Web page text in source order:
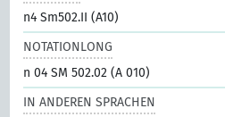
n4 Sm502.II (A10)
NOTATIONLONG
n 04 SM 502.02 (A 010)
IN ANDEREN SPRACHEN